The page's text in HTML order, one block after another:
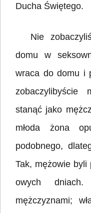
Ducha Świętego.
Nie
domu w
wraca do domu i
zobaczylibyście
stanąć jako
młoda żona
podobnego,
Tak, mężowie byli
owych
mężczyznami;